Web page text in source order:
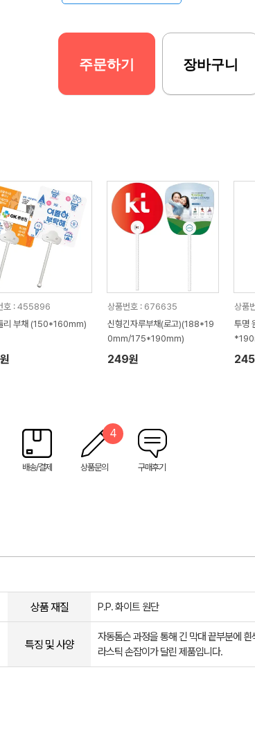
주문하기 장바구니
호 : 455896
리 부채 (150*160mm)
상품번호 : 676635
신형긴자루부채(로고)(188*19
0mm/175*190mm)
249원
상품
투명
배송/결제 상품문의
4
구매후기
상품 재질 P.P. 화이트 원단
특징 및 사양
자동톰슨 과정을 통해 긴 막대 끝부분에 흰
라스틱 손잡이가 달린 제품입니다.